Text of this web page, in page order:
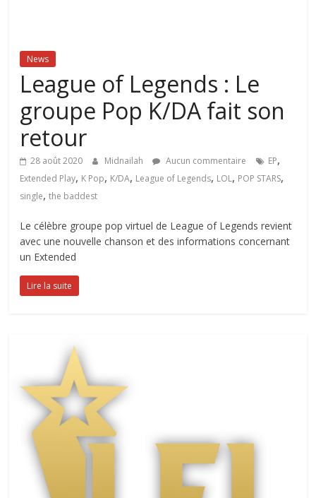
News
League of Legends : Le
groupe Pop K/DA fait son
retour
28 août 2020 Midnailah Aucun commentaire EP,
Extended Play, K Pop, K/DA, League of Legends, LOL, POP STARS,
single,the baddest
Le célèbre groupe pop virtuel de League of Legends revient
avec une nouvelle chanson et des informations concernant
un Extended
Lire la suite